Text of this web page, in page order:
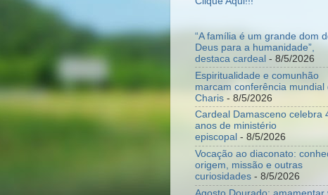
“A família é um grande dom
Deus para a humanidade”,
destaca cardeal - 8/5/2026
Espiritualidade e comunhão
marcam conferência mundial
Charis - 8/5/2026
Cardeal Damasceno celebra
anos de ministério
episcopal - 8/5/2026
Vocação ao diaconato:
origem, missão e outras
curiosidades - 8/5/2026